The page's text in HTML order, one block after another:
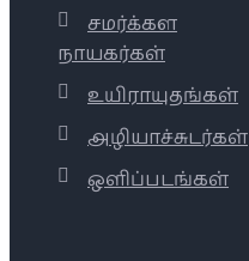
சமர்க்கள
நாயகர்கள்
உயிராயுதங்கள்
அழியாச்சுடர்கள்
ஒளிப்படங்கள்